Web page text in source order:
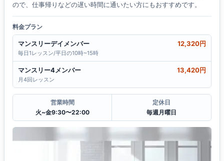
ので、仕事帰りなどの遅い時間に通いたい方にもおすすめです。
料金プラン
マンスリーデイメンバー 12,320円
毎日1レッスン/平日の10時~15時
マンスリー4メンバー 13,420円
月4回レッスン
営業時間
火~金9:30〜22:00
定休日
毎週月曜日